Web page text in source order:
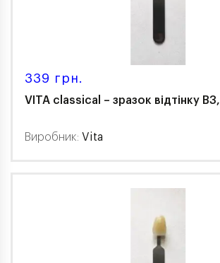
339 грн.
VITA classical – зразок відтінку
Виробник: Vita